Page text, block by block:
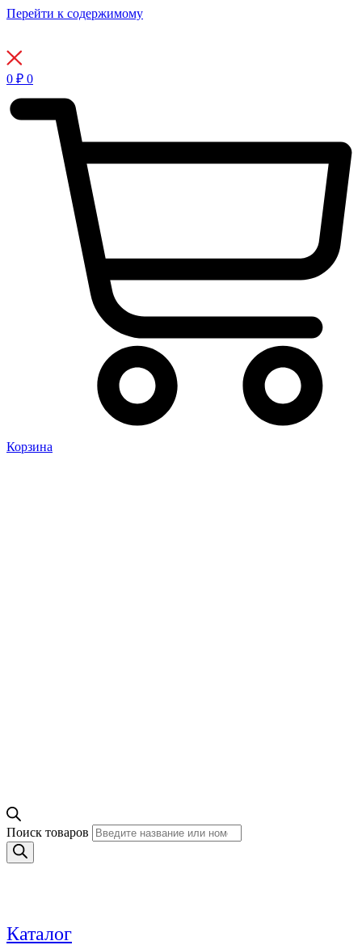
Перейти к содержимому
0 ₽ 0
Корзина
Поиск товаров
Каталог